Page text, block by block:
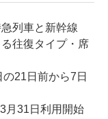
列車と新幹線
往復タイプ・席
21日前から7日
月31日利用開始